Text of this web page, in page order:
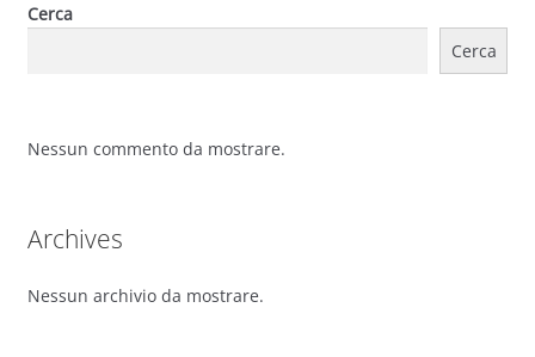
Cerca
Cerca
Nessun commento da mostrare.
Archives
Nessun archivio da mostrare.